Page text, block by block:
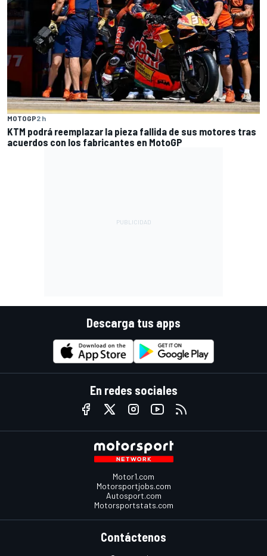
MOTOGP2 h
KTM podrá reemplazar la pieza fallida de sus motores tras
acuerdos con los fabricantes en MotoGP
Descarga tus apps
En redes sociales
Motor1.com
Motorsportjobs.com
Autosport.com
Motorsportstats.com
Contáctenos